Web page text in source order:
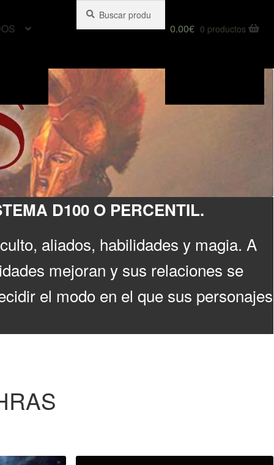
por:
0.00€ 0 productos
D100 O PERCENTIL.
aliados, habilidades y magia. A
mejoran y sus relaciones se
el modo en el que sus personajes